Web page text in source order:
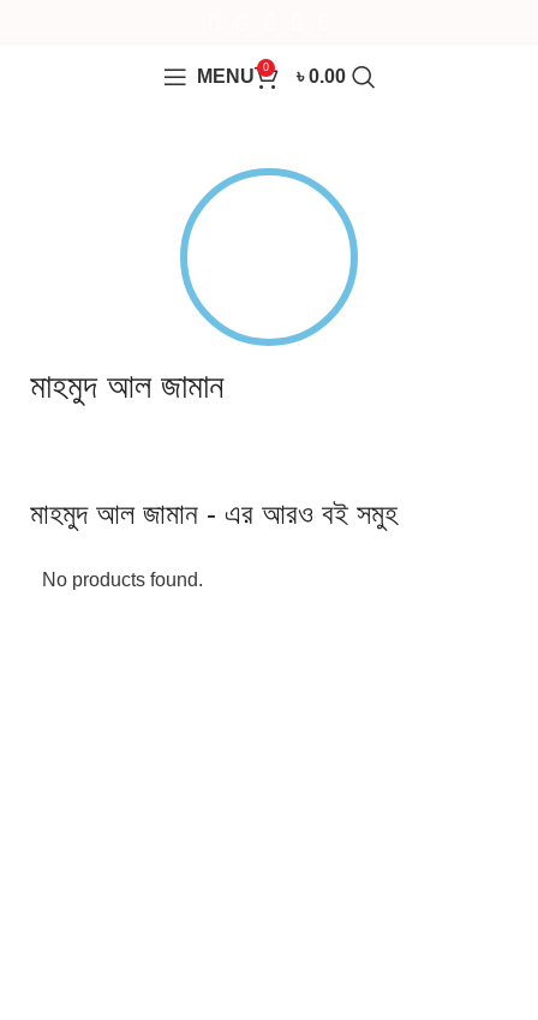
MENU 0 ৳0.00
মাহমুদ আল জামান
মাহমুদ আল জামান - এর আরও বই সমুহ
No products found.